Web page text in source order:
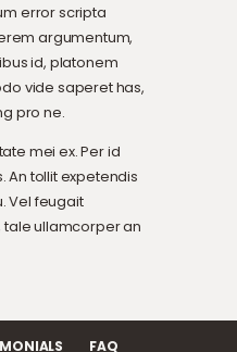
error scripta
argumentum,
id, platonem
vide saperet has,
pro ne.
mei ex. Per id
An tollit expetendis
Vel feugait
ullamcorper an
FAQ